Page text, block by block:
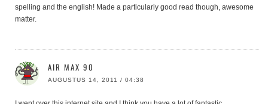
spelling and the english! Made a particularly good read though, awesome
matter.
AIR MAX 90
AUGUSTUS 14, 2011 / 04:38